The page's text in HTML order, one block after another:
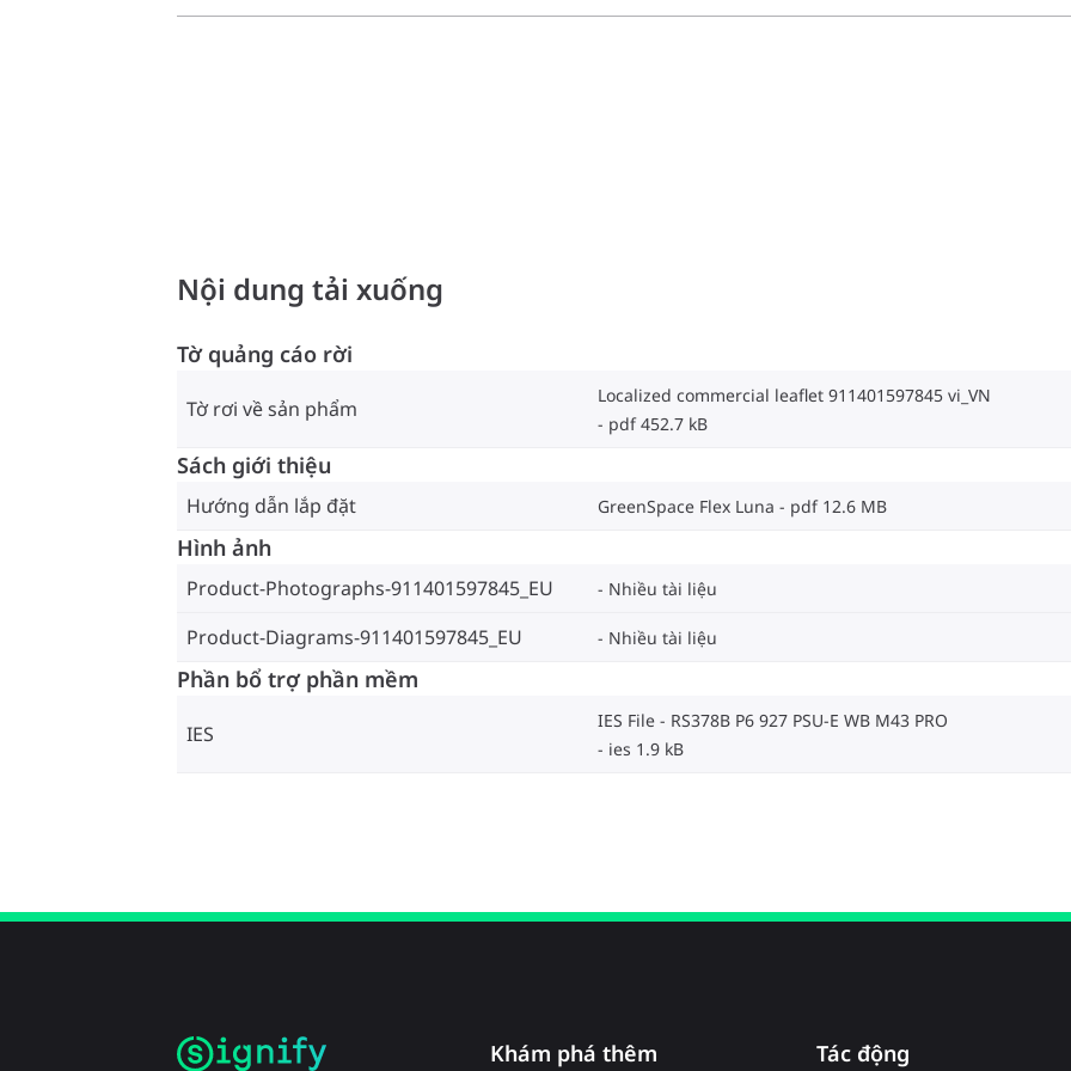
Nội dung tải xuống
Tờ quảng cáo rời
Tờ rơi về sản phẩm
Localized commercial leaflet 911401597845 vi_VN
pdf 452.7 kB
Sách giới thiệu
Hướng dẫn lắp đặt GreenSpace Flex Luna pdf 12.6 MB
Hình ảnh
Product-Photographs-911401597845_EU Nhiều tài liệu
Product-Diagrams-911401597845_EU
Nhiều tài liệu
Phần bổ trợ phần mềm
IES
IES File - RS378B P6 927 PSU-E WB M43 PRO
ies 1.9 kB
Khám phá thêm Tác động